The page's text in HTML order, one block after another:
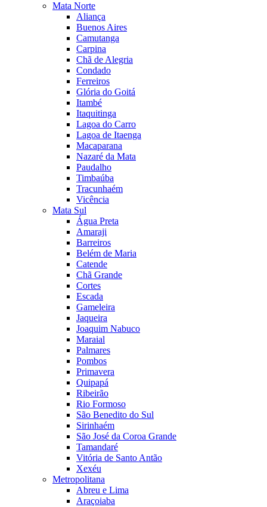
Mata Norte
Aliança
Buenos Aires
Camutanga
Carpina
Chã de Alegria
Condado
Ferreiros
Glória do Goitá
Itambé
Itaquitinga
Lagoa do Carro
Lagoa de Itaenga
Macaparana
Nazaré da Mata
Paudalho
Timbaúba
Tracunhaém
Vicência
Mata Sul
Água Preta
Amaraji
Barreiros
Belém de Maria
Catende
Chã Grande
Cortes
Escada
Gameleira
Jaqueira
Joaquim Nabuco
Maraial
Palmares
Pombos
Primavera
Quipapá
Ribeirão
Rio Formoso
São Benedito do Sul
Sirinhaém
São José da Coroa Grande
Tamandaré
Vitória de Santo Antão
Xexéu
Metropolitana
Abreu e Lima
Araçoiaba